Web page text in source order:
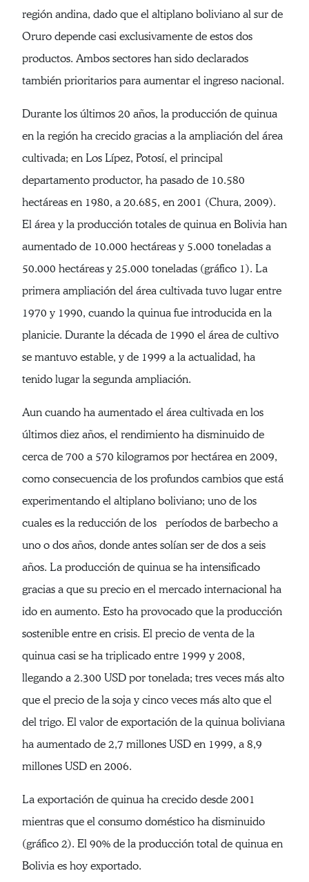
región andina, dado que el altiplano boliviano al sur de
Oruro depende casi exclusivamente de estos dos
productos. Ambos sectores han sido declarados
también prioritarios para aumentar el ingreso nacional.
Durante los últimos 20 años, la producción de quinua
en la región ha crecido gracias a la ampliación del área
cultivada; en Los Lípez, Potosí, el principal
departamento productor, ha pasado de 10.580
hectáreas en 1980, a 20.685, en 2001 (Chura, 2009).
El área y la producción totales de quinua en Bolivia han
aumentado de 10.000 hectáreas y 5.000 toneladas a
50.000 hectáreas y 25.000 toneladas (gráfico 1). La
primera ampliación del área cultivada tuvo lugar entre
1970 y 1990, cuando la quinua fue introducida en la
planicie. Durante la década de 1990 el área de cultivo
se mantuvo estable, y de 1999 a la actualidad, ha
tenido lugar la segunda ampliación.
Aun cuando ha aumentado el área cultivada en los
últimos diez años, el rendimiento ha disminuido de
cerca de 700 a 570 kilogramos por hectárea en 2009,
como consecuencia de los profundos cambios que está
experimentando el altiplano boliviano; uno de los
cuales es la reducción de los períodos de barbecho a
uno o dos años, donde antes solían ser de dos a seis
años. La producción de quinua se ha intensificado
gracias a que su precio en el mercado internacional ha
ido en aumento. Esto ha provocado que la producción
sostenible entre en crisis. El precio de venta de la
quinua casi se ha triplicado entre 1999 y 2008,
llegando a 2.300 USD por tonelada; tres veces más alto
que el precio de la soja y cinco veces más alto que el
del trigo. El valor de exportación de la quinua boliviana
ha aumentado de 2,7 millones USD en 1999, a 8,9
millones USD en 2006.
La exportación de quinua ha crecido desde 2001
mientras que el consumo doméstico ha disminuido
(gráfico 2). El 90% de la producción total de quinua en
Bolivia es hoy exportado.